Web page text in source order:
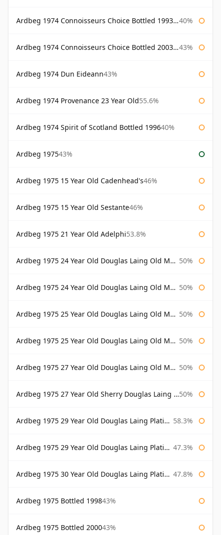
Ardbeg 1974 Connoisseurs Choice Bottled 1993 Gordon & Macphail 40%
Ardbeg 1974 Connoisseurs Choice Bottled 2003 Gordon & Macphail 43%
Ardbeg 1974 Dun Eideann43%
Ardbeg 1974 Provenance 23 Year Old55.6%
Ardbeg 1974 Spirit of Scotland Bottled 199640%
Ardbeg 197543%
Ardbeg 1975 15 Year Old Cadenhead's46%
Ardbeg 1975 15 Year Old Sestante46%
Ardbeg 1975 21 Year Old Adelphi53.8%
Ardbeg 1975 24 Year Old Douglas Laing Old Malt Cask 50%
Ardbeg 1975 24 Year Old Douglas Laing Old Malt Cask Bottled 2000 50%
Ardbeg 1975 25 Year Old Douglas Laing Old Malt Cask 50%
Ardbeg 1975 25 Year Old Douglas Laing Old Malt Cask Bottled 2001 50%
Ardbeg 1975 27 Year Old Douglas Laing Old Malt Cask 50%
Ardbeg 1975 27 Year Old Sherry Douglas Laing Old Malt Cask 50%
Ardbeg 1975 29 Year Old Douglas Laing Platinum Selection 58.3%
Ardbeg 1975 29 Year Old Douglas Laing Platinum Selection Bottled 2004 47.3%
Ardbeg 1975 30 Year Old Douglas Laing Platinum Selection 47.8%
Ardbeg 1975 Bottled 199843%
Ardbeg 1975 Bottled 200043%